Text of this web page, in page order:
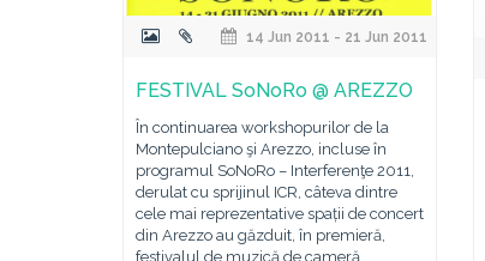
14 Jun 2011 - 21 Jun 2011
FESTIVAL SoNoRo @ AREZZO
În continuarea workshopurilor de la
Montepulciano şi Arezzo, incluse în
programul SoNoRo – Interferenţe 2011,
derulat cu sprijinul ICR, câteva dintre
cele mai reprezentative spații de concert
din Arezzo au găzduit, în premieră,
festivalul de muzică de cameră